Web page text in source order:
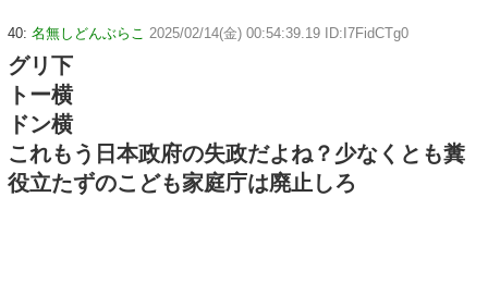
40: 名無しどんぶらこ 2025/02/14(金) 00:54:39.19 ID:I7FidCTg0
グリ下
トー横
ドン横
これもう日本政府の失政だよね？少なくとも糞
役立たずのこども家庭庁は廃止しろ